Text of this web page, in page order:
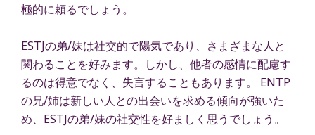
極的に頼るでしょう。
ESTJの弟/妹は社交的で陽気であり、さまざまな人と
関わることを好みます。しかし、他者の感情に配慮す
るのは得意でなく、失言することもあります。 ENTP
の兄/姉は新しい人との出会いを求める傾向が強いた
め、ESTJの弟/妹の社交性を好ましく思うでしょう。